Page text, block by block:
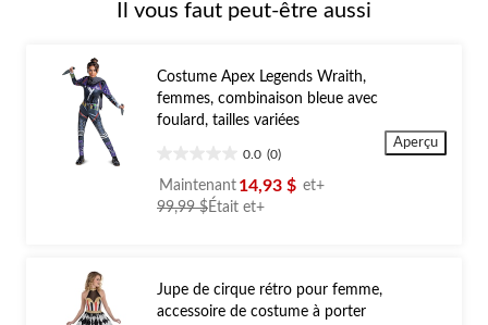
Il vous faut peut-être aussi
Costume Apex Legends Wraith,
femmes, combinaison bleue avec
foulard, tailles variées
0.0 (0)
étoile(s)
sur
Maintenant 14,93 $ et+
99,99 $Était et+prix
de
99,99 $
Aperçu
Jupe de cirque rétro pour femme,
accessoire de costume à porter